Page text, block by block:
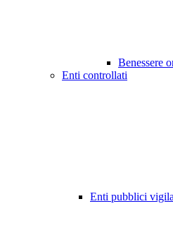
Benessere
Enti controllati
Enti pubblici